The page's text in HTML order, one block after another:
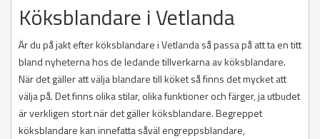
Köksblandare i Vetlanda
Är du på jakt efter köksblandare i Vetlanda så passa på att ta en titt
bland nyheterna hos de ledande tillverkarna av köksblandare.
När det gäller att välja blandare till köket så finns det mycket att
välja på. Det finns olika stilar, olika funktioner och färger, ja utbudet
är verkligen stort när det gäller köksblandare. Begreppet
köksblandare kan innefatta såväl engreppsblandare,